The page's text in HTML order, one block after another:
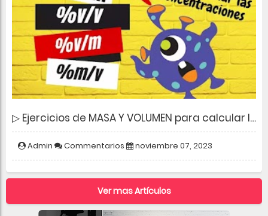
▷ Ejercicios de MASA Y VOLUMEN para calcular la CONCENTRACIÓN PORCENTUAL
Admin Commentarios noviembre 07, 2023
Ver mas Artículos